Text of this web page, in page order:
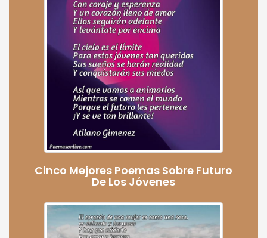
Cinco Mejores Poemas Sobre Futuro
De Los Jóvenes